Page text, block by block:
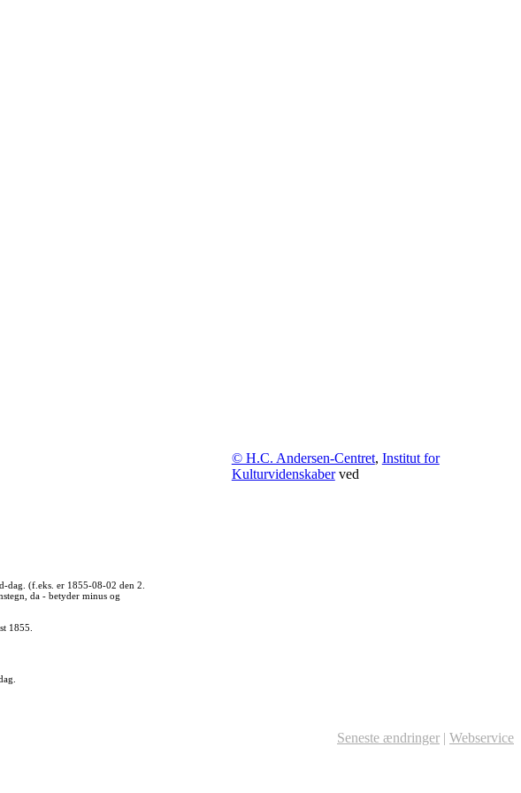
dag. (f.eks. er 1855-08-02 den 2.
da - betyder minus og
1855.
© H.C. Andersen-Centret, Institut for
Kulturvidenskaberved
Seneste ændringer | Webservice